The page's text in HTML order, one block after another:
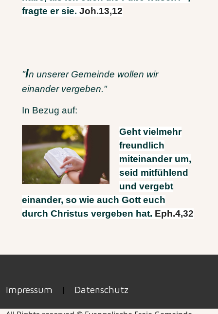
fragte er sie.Joh.13,12
"In unserer Gemeinde wollen wir
einander vergeben."
In Bezug auf:
Geht vielmehr
freundlich
miteinander um,
seid mitfühlend
und vergebt
einander, so wie auch Gott euch
durch Christus vergeben hat. Eph.4,32
Impressum | Datenschutz